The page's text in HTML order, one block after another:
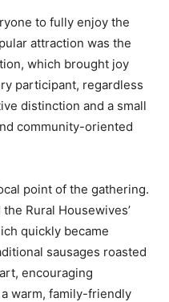
to fully enjoy the
attraction was the
which brought joy
participant, regardless
distinction and a small
community-oriented
point of the gathering.
Rural Housewives’
quickly became
sausages roasted
encouraging
warm, family-friendly